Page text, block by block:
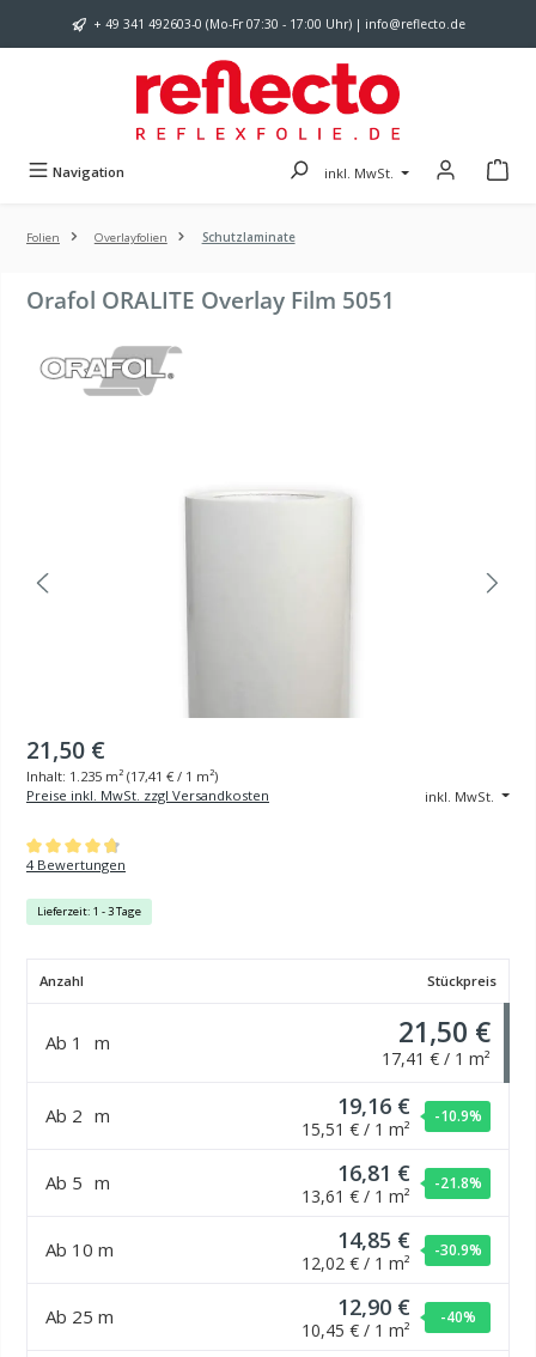
Zum Hauptinhalt springen
+ 49 341 492603-0 (Mo-Fr 07:30 - 17:00 Uhr) | info@reflecto.de
Navigation inkl. MwSt.
Folien Overlayfolien Schutzlaminate
Orafol ORALITE Overlay Film 5051
21,50 €
Inhalt: 1.235 m² (17,41 € / 1 m²)
inkl. MwSt.
Preise inkl. MwSt. zzgl Versandkosten
Durchschnittliche Bewertung von 4.75 von 5 Sternen
4 Bewertungen
Lieferzeit: 1 - 3 Tage
Anzahl Stückpreis
Ab 1 m 21,50 €
17,41 € / 1 m²
Ab 2 m 19,16 €
15,51 € / 1 m²
-10.9%
Ab 5 m 16,81 €
13,61 € / 1 m²
-21.8%
Ab 10 m 14,85 €
12,02 € / 1 m²
-30.9%
Ab 25 m 12,90 €
10,45 € / 1 m²
-40%